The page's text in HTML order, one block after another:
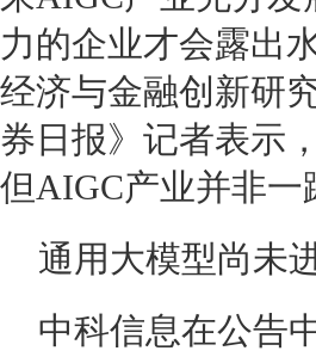
力的企业才会露出
经济与金融创新研
券日报》记者表示
但AIGC产业并非一
通用大模型尚未
中科信息在公告